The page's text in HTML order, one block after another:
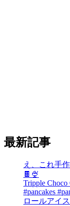
最新記事
え、これ手
🍫🍨
Tripple Choco
#pancakes
ロールアイ